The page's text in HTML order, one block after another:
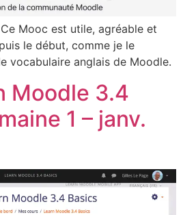
Mooc est utile, agréable et
le début, comme je le
vocabulaire anglais de Moodle.
Moodle 3.4
1 – janv.